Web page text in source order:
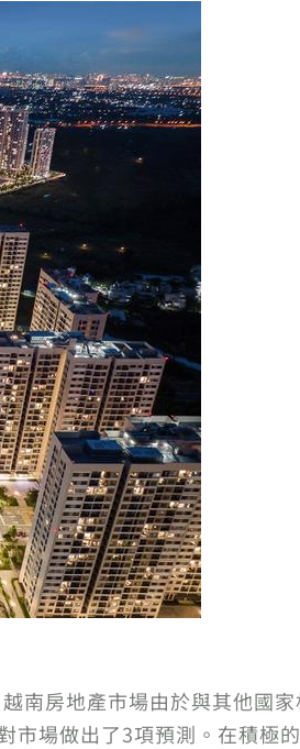
南房地產市場由於與其他國
場做出了3項預測。在積極